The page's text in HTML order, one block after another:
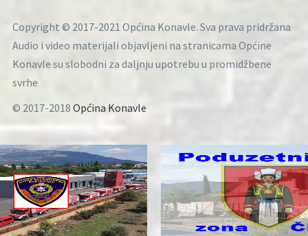
Copyright © 2017-2021 Općina Konavle. Sva prava pridržana
Audio i video materijali objavljeni na stranicama Općine
Konavle su slobodni za daljnju upotrebu u promidžbene
svrhe
© 2017-2018 Općina Konavle